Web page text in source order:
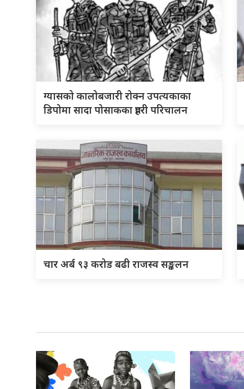
ग्यासको कालोबजारी रोक्न उपत्यकाका
डिपोमा सादा पोसाकका प्रहरी परिचालन
चार अर्ब ९३ करोड बढी राजस्व सङ्कलन